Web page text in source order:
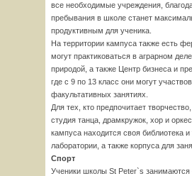
все необходимые учреждения,
пребывания в школе станет
продуктивным для ученика.
На территории кампуса также есть
могут практиковаться в аграрном
природой, а также Центр бизнеса и
где с 9 по 13 класс они могут
факультативных занятиях.
Для тех, кто предпочитает
студия танца, драмкружок, хор и
кампуса находится своя библиотека
лаборатории, а также корпуса для
Спорт
Ученики школы St Peter`s занимаются